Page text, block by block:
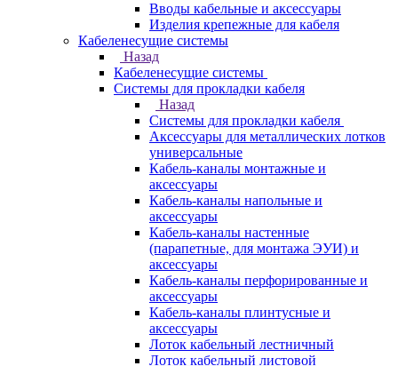
Вводы кабельные и аксессуары
Изделия крепежные для кабеля
Кабеленесущие системы
Назад
Кабеленесущие системы
Системы для прокладки кабеля
Назад
Системы для прокладки кабеля
Аксессуары для металлических лотков
универсальные
Кабель-каналы монтажные и
аксессуары
Кабель-каналы напольные и
аксессуары
Кабель-каналы настенные
(парапетные, для монтажа ЭУИ) и
аксессуары
Кабель-каналы перфорированные и
аксессуары
Кабель-каналы плинтусные и
аксессуары
Лоток кабельный лестничный
Лоток кабельный листовой